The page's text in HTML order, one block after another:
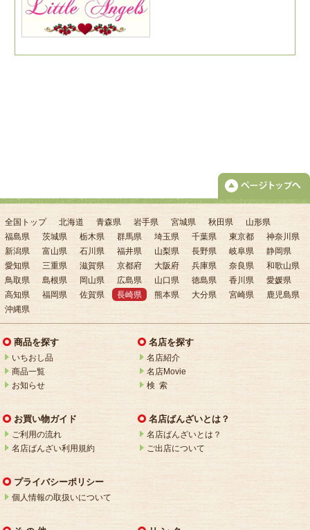
全国トップ 北海道 青森県 岩手県 宮城県 秋田県
山形県
福島県
茨城県 栃木県 群馬県 埼玉県 千葉県 東京都
神奈川県
新潟県
富山県 石川県 福井県 山梨県 長野県 岐阜県
静岡県
愛知県
三重県 滋賀県 京都府 大阪府 兵庫県 奈良県
和歌山県
鳥取県
島根県 岡山県 広島県 山口県 徳島県 香川県
愛媛県
高知県
福岡県 佐賀県 長崎県 熊本県 大分県 宮崎県
鹿児島県
沖縄県
商品を探す
いちおし品
商品一覧
お知らせ
名店を探す
名店紹介
名店Movie
検 索
お買い物ガイド
ご利用の流れ
名店ばんざい利用規約
名店ばんざいとは？
名店ばんざいとは？
ご出店について
プライバシーポリシー
個人情報の取扱いについて